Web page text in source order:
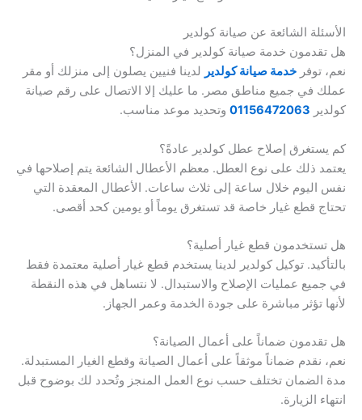
الأسئلة الشائعة عن صيانة كولدير
هل تقدمون خدمة صيانة كولدير في المنزل؟
نعم، توفر خدمة صيانة كولدير لدينا فنيين يصلون إلى منزلك أو مقر
عملك في جميع مناطق مصر. ما عليك إلا الاتصال على رقم صيانة
كولدير 01156472063 وتحديد موعد مناسب.
كم يستغرق إصلاح عطل كولدير عادةً؟
يعتمد ذلك على نوع العطل. معظم الأعطال الشائعة يتم إصلاحها في
نفس اليوم خلال ساعة إلى ثلاث ساعات. الأعطال المعقدة التي
تحتاج قطع غيار خاصة قد تستغرق يوماً أو يومين كحد أقصى.
هل تستخدمون قطع غيار أصلية؟
بالتأكيد. توكيل كولدير لدينا يستخدم قطع غيار أصلية معتمدة فقط
في جميع عمليات الإصلاح والاستبدال. لا نتساهل في هذه النقطة
لأنها تؤثر مباشرة على جودة الخدمة وعمر الجهاز.
هل تقدمون ضماناً على أعمال الصيانة؟
نعم، نقدم ضماناً موثقاً على أعمال الصيانة وقطع الغيار المستبدلة.
مدة الضمان تختلف حسب نوع العمل المنجز وتُحدد لك بوضوح قبل
انتهاء الزيارة.